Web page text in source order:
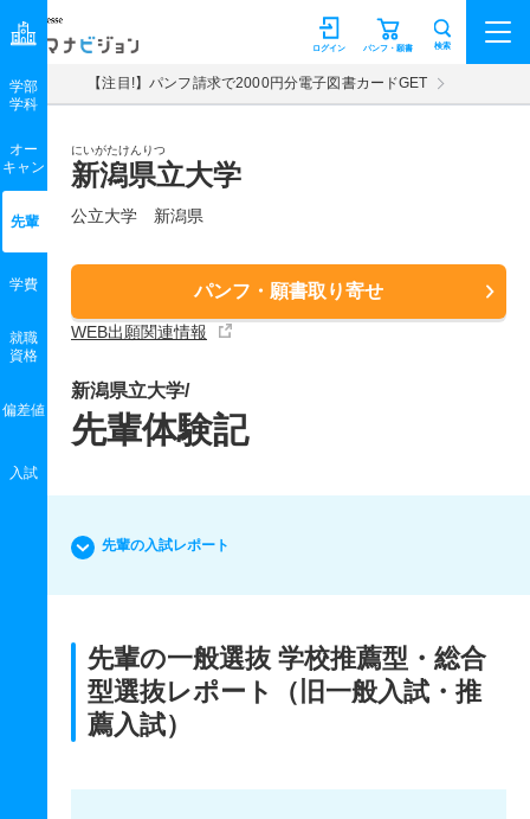
マナビジョン パンフ・願書
ログイン 検索
【注目!】パンフ請求で2000円分電子図書カードGET
にいがたけんりつ
新潟県立大学
公立大学 新潟県
パンフ・願書取り寄せ
WEB出願関連情報
学部
学科
オー
キャン
先輩
学費
就職
資格
偏差値
入試
新潟県立大学/
先輩体験記
先輩の入試レポート
先輩の一般選抜 学校推薦型・総合
型選抜レポート（旧一般入試・推
薦入試）